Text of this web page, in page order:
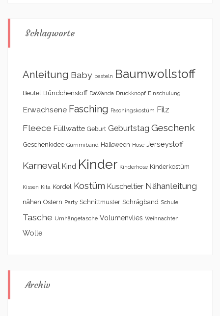
Schlagworte
Anleitung Baby basteln Baumwollstoff
Beutel Bündchenstoff DaWanda Druckknopf Einschulung
Erwachsene Fasching Faschingskostüm Filz
Fleece Füllwatte Geburt Geburtstag Geschenk
Geschenkidee Gummiband Halloween Hose Jerseystoff
Karneval Kind Kinder Kinderhose Kinderkostüm
Kissen Kita Kordel Kostüm Kuscheltier Nähanleitung
nähen Ostern Party Schnittmuster Schrägband Schule
Tasche Umhängetasche Volumenvlies Weihnachten
Wolle
Archiv